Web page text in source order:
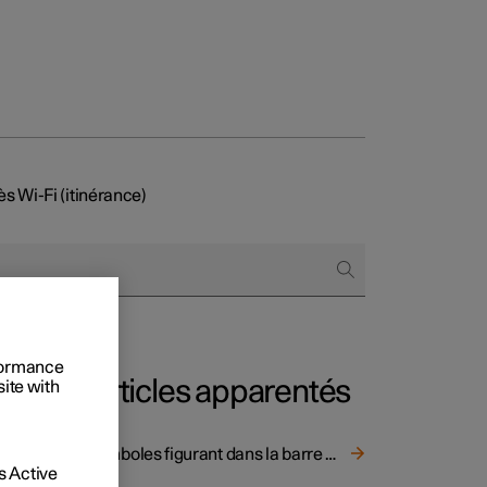
entreprises
Extras
Wi-Fi (itinérance)
Articles apparentés
Symboles figurant dans la barre d'état de l'écran central
with
Active